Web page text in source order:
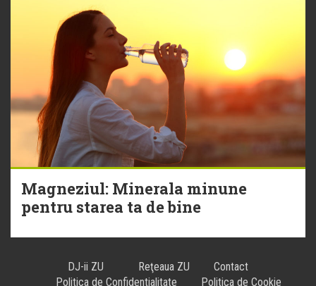
Magneziul: Minerala minune
pentru starea ta de bine
DJ-ii ZU Reţeaua ZU
Contact
Politica de Confidentialitate
Politica de Cookie